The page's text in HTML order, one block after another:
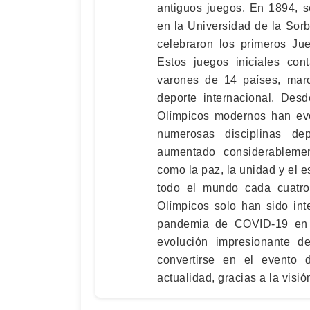
antiguos juegos. En 1894,
en la Universidad de la
celebraron los primeros
Estos juegos iniciales
varones de 14 países,
deporte internacional.
Olímpicos modernos han
numerosas disciplinas
aumentado
como la paz, la unidad y el
todo el mundo cada
Olímpicos solo han sido
pandemia de COVID-19
evolución impresionante
convertirse en el evento
actualidad, gracias a la